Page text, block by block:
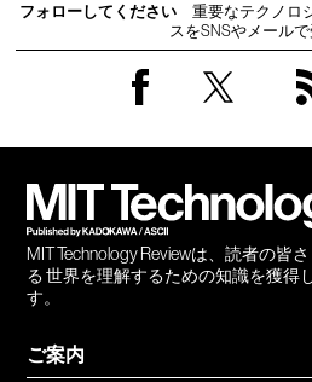
フォローしてください
重要なテクノロ
スをSNSやメール
MIT Technology Reviewは、読者の皆
る 世界を理解するための知識を獲得
す。
ご案内